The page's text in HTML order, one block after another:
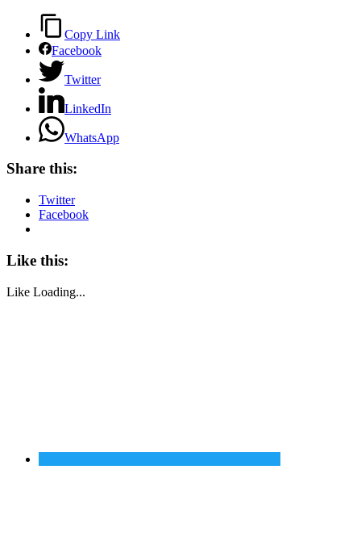
Copy Link
Facebook
Twitter
LinkedIn
WhatsApp
Share this:
Twitter
Facebook
Like this:
Like Loading...